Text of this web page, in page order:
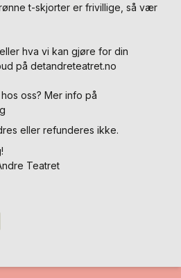
t-skjorter er frivillige, så vær
hva vi kan gjøre for din
på detandreteatret.no
oss? Mer info på
eller refunderes ikke.
Teatret